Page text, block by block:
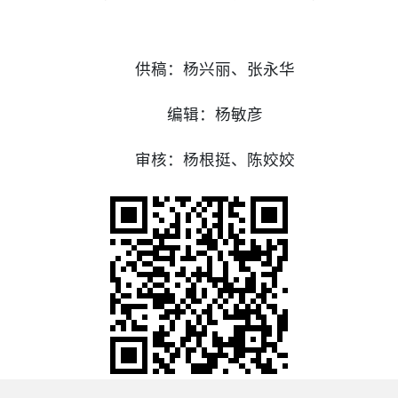
供稿：杨兴丽、张永华
编辑：杨敏彦
审核：杨根挺、陈姣姣